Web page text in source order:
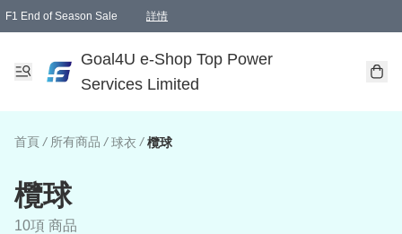
F1 End of Season Sale 詳情
Goal4U e-Shop Top Power
Services Limited
首頁 / 所有商品 / 球衣 / 欖球
欖球
10項 商品